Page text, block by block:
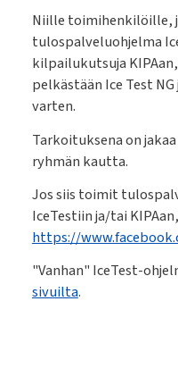
Niille
tulospalveluohjelma
kilpailukutsuja
pelkästään Ice Test
varten.
Tarkoituksena on
ryhmän kautta.
Jos siis toimit
IceTestiin ja/tai
https://
"Vanhan" IceTest-
sivuilta.